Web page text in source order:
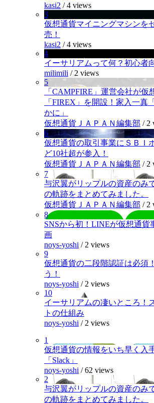
kasi2 /4 views
3
仮想通貨マイニングマシンを
売！
kasi2 /4 views
4
イーサリアムって何？初心者
milimili / 2 views
5
「CAMPFIRE」運営会社が仮
「FIREX」を開設！家入一真
かに」
仮想通貨ＪＡＰＡＮ編集部 / 2
6
仮想通貨の取引事業にＳＢＩ
ど10社超が参入！
仮想通貨ＪＡＰＡＮ編集部 / 2
7
与沢翼がリップルの資産のみ
の軌跡をまとめてみました。
仮想通貨ＪＡＰＡＮ編集部 / 2
8
SNSから初！LINEが仮想通貨
画
noys-yoshi / 2 views
9
仮想通貨の二段階認証は必須
う！
noys-yoshi / 2 views
10
イーサリアムの凄いところ！
トの仕組み
noys-yoshi / 2 views
1
仮想通貨の情報をいち早く入
「Slack」
noys-yoshi /62 views
2
与沢翼がリップルの資産のみ
の軌跡をまとめてみました。